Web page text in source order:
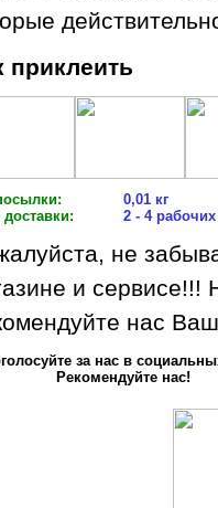
приклеить
0,01 кг
2 - 4
не
и сервисе!!!
нас
за нас в
Рекомендуйте нас!